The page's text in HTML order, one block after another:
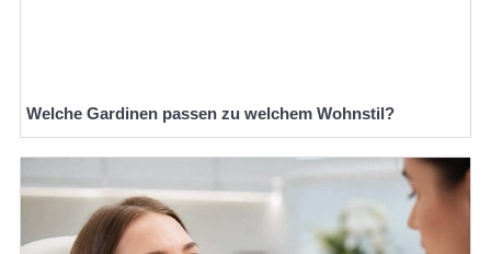
Welche Gardinen passen zu welchem Wohnstil?